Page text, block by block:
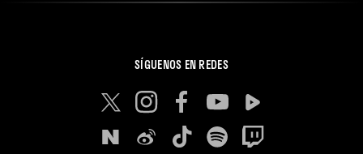
SÍGUENOS EN REDES